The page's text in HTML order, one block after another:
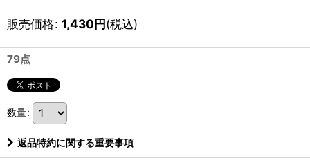
販売価格: 1,430円(税込)
79点
数量:
返品特約に関する重要事項